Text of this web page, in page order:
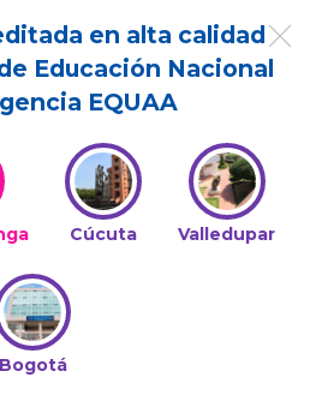
en alta calidad
Educación Nacional
EQUAA
Cúcuta Valledupar
Bogotá